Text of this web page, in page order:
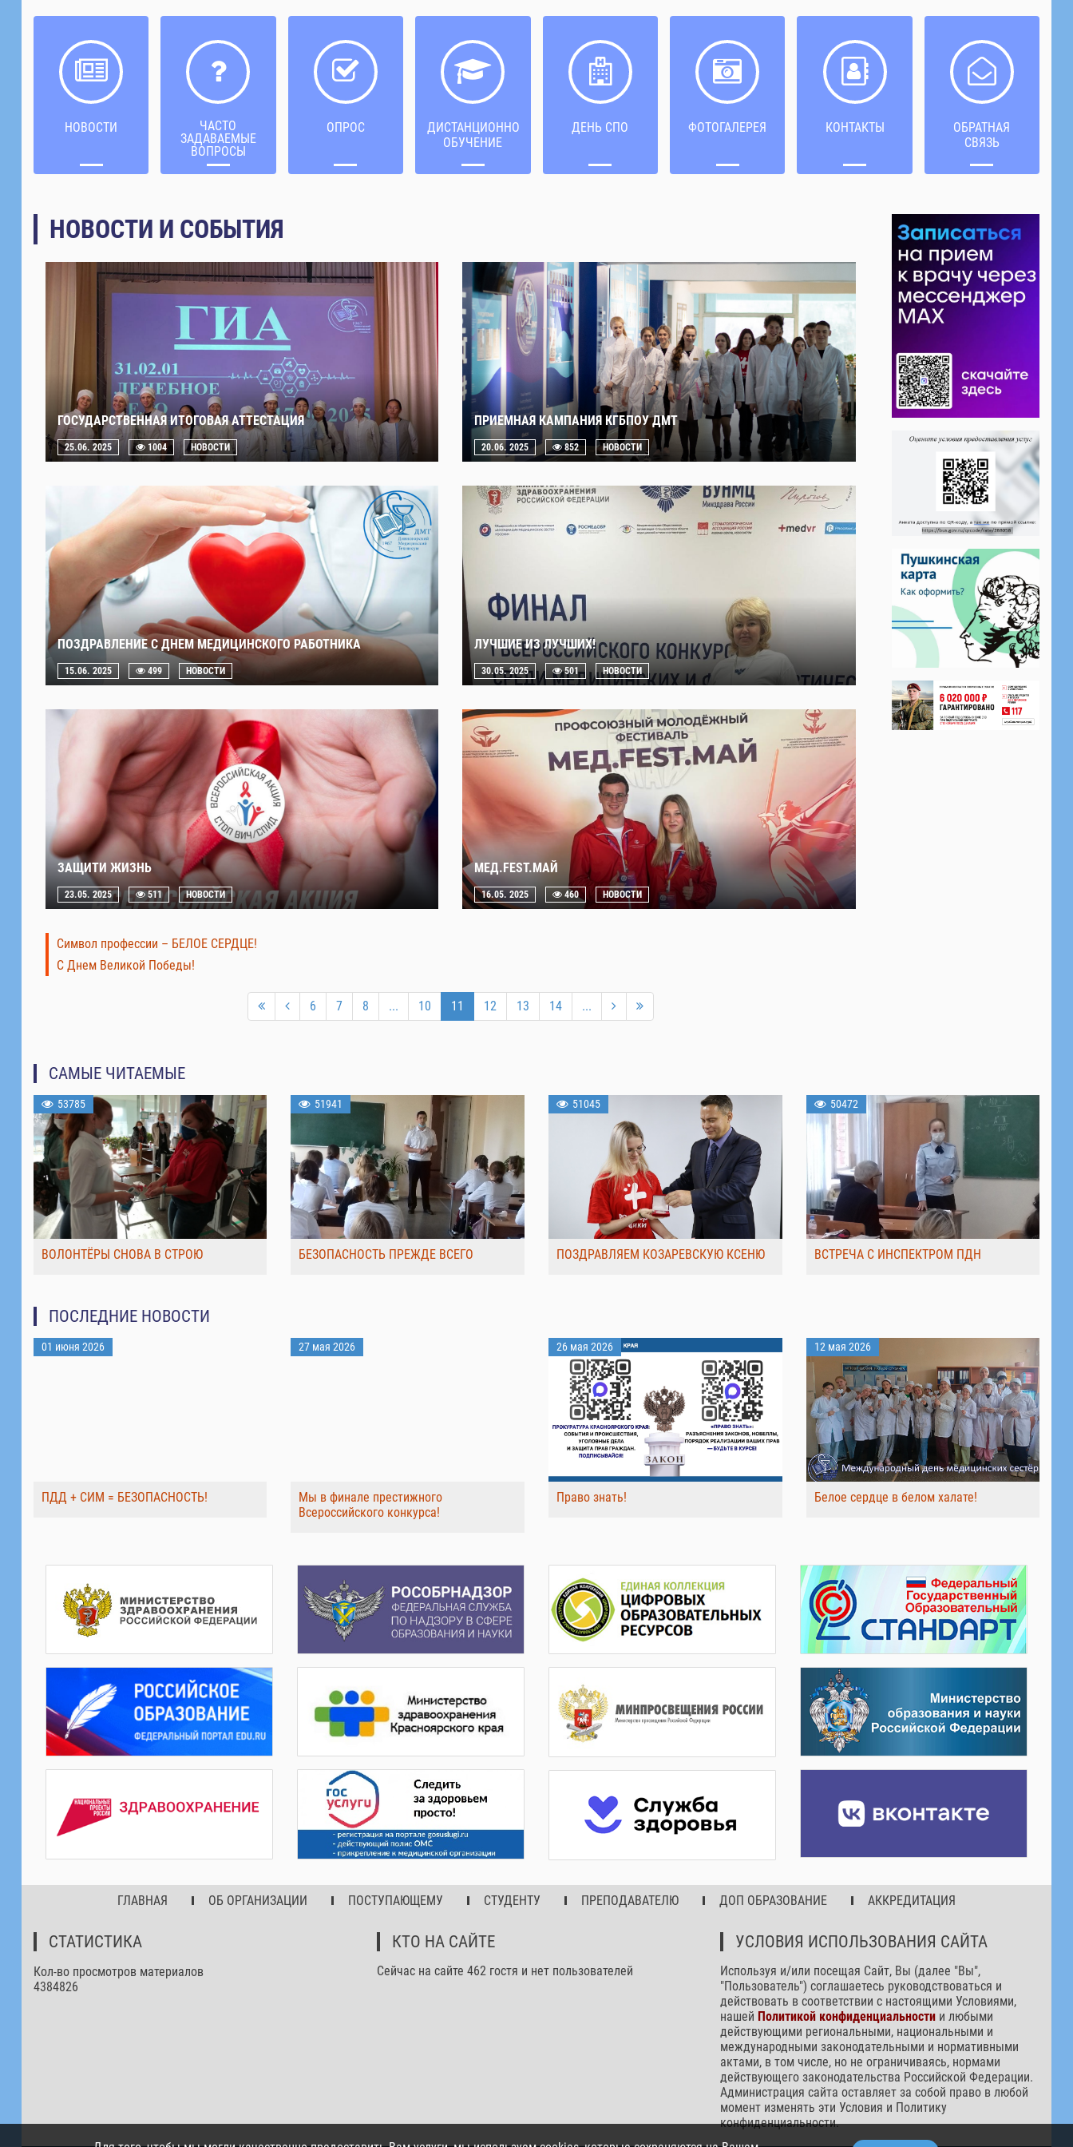
НОВОСТИ
ЧАСТО
ЗАДАВАЕМЫЕ
ВОПРОСЫ
ОПРОС
ДИСТАНЦИОННОЕ
ОБУЧЕНИЕ
ДЕНЬ СПО ФОТОГАЛЕРЕЯ КОНТАКТЫ
ОБРАТНАЯ
СВЯЗЬ
НОВОСТИ И СОБЫТИЯ
ГОСУДАРСТВЕННАЯ ИТОГОВАЯ АТТЕСТАЦИЯ
25.06. 2025 1004 НОВОСТИ
ПРИЕМНАЯ КАМПАНИЯ КГБПОУ ДМТ
20.06. 2025 852 НОВОСТИ
ПОЗДРАВЛЕНИЕ С ДНЕМ МЕДИЦИНСКОГО РАБОТНИКА
15.06. 2025 499 НОВОСТИ
ЛУЧШИЕ ИЗ ЛУЧШИХ!
30.05. 2025 501 НОВОСТИ
ЗАЩИТИ ЖИЗНЬ
23.05. 2025 511 НОВОСТИ
МЕД.FEST.МАЙ
16.05. 2025 460 НОВОСТИ
Символ профессии – БЕЛОЕ СЕРДЦЕ!
С Днем Великой Победы!
6 7 8 ... 10 11 12 13 14 ...
САМЫЕ ЧИТАЕМЫЕ
53785
ВОЛОНТЁРЫ СНОВА В СТРОЮ
51941
БЕЗОПАСНОСТЬ ПРЕЖДЕ ВСЕГО
51045
ПОЗДРАВЛЯЕМ КОЗАРЕВСКУЮ КСЕНЮ
50472
ВСТРЕЧА С ИНСПЕКТРОМ ПДН
ПОСЛЕДНИЕ НОВОСТИ
01 июня 2026
ПДД + СИМ = БЕЗОПАСНОСТЬ!
27 мая 2026
Мы в финале престижного
Всероссийского конкурса!
26 мая 2026
Право знать!
12 мая 2026
Белое сердце в белом халате!
ГЛАВНАЯ ОБ ОРГАНИЗАЦИИ ПОСТУПАЮЩЕМУ СТУДЕНТУ ПРЕПОДАВАТЕЛЮ ДОП ОБРАЗОВАНИЕ АККРЕДИТАЦИЯ
СТАТИСТИКА
Кол-во просмотров материалов
4384826
КТО НА САЙТЕ
Сейчас на сайте 462 гостя и нет пользователей
УСЛОВИЯ ИСПОЛЬЗОВАНИЯ САЙТА
Используя и/или посещая Сайт, Вы (далее "Вы",
"Пользователь") соглашаетесь руководствоваться и
действовать в соответствии с настоящими Условиями,
нашей Политикой конфиденциальности и любыми
действующими региональными, национальными и
международными законодательными и нормативными
актами, в том числе, но не ограничиваясь, нормами
действующего законодательства Российской Федерации.
Администрация сайта оставляет за собой право в любой
момент изменять эти Условия и Политику
конфиденциальности.